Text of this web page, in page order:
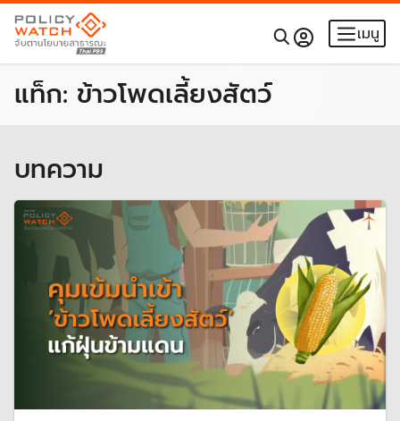
เมนู
แท็ก: ข้าวโพดเลี้ยงสัตว์
บทความ